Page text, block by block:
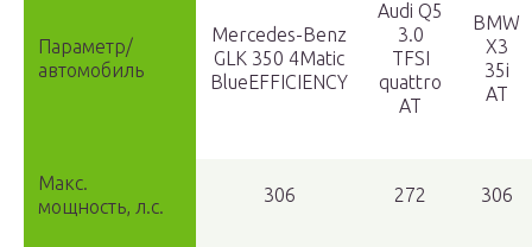
Параметр/
автомобиль
Mercedes-Benz
GLK 350 4Matic
BlueEFFICIENCY
Audi Q5
3.0
TFSI
quattro
AT
BMW
X3
35i
AT
Макс.
мощность, л.с.
306 272 306